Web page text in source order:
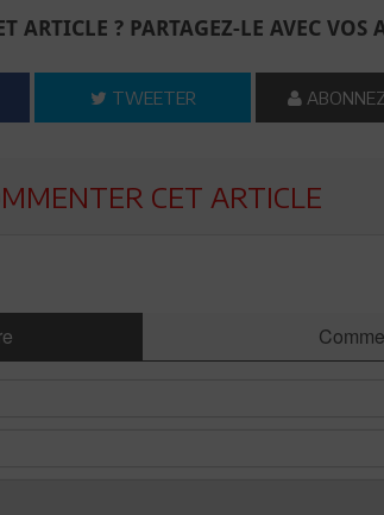
ARTICLE ? PARTAGEZ-LE AVEC VOS
TWEETER
CET ARTICLE